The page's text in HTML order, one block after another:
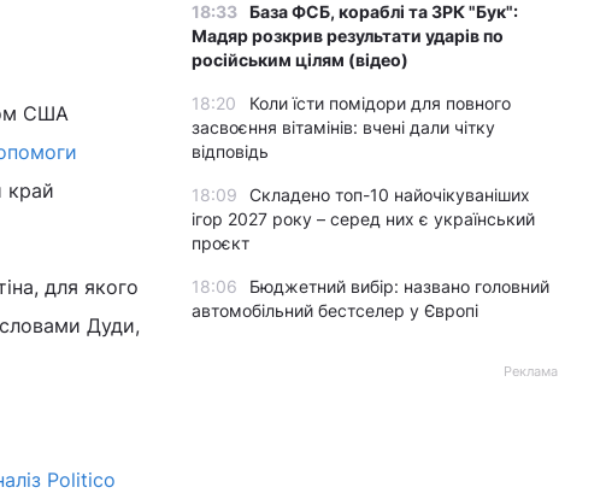
США
край
для якого
словами Дуди,
Politico
18:33 База ФСБ, кораблі та ЗРК "Бук":
Мадяр розкрив результати ударів по
російським цілям (відео)
18:20
Коли їсти помідори для повного
засвоєння вітамінів: вчені дали чітку
відповідь
18:09
Складено топ-10 найочікуваніших
ігор 2027 року – серед них є український
проєкт
18:06
Бюджетний вибір: названо головний
автомобільний бестселер у Європі
Реклама